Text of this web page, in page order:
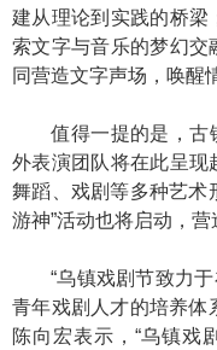
建从理论到实践的桥梁
索文字与音乐的梦幻交
同营造文字声场，唤醒
值得一提的是，古
外表演团队将在此呈现
舞蹈、戏剧等多种艺术
游神”活动也将启动，营
“乌镇戏剧节致力于
青年戏剧人才的培养体
陈向宏表示，“乌镇戏